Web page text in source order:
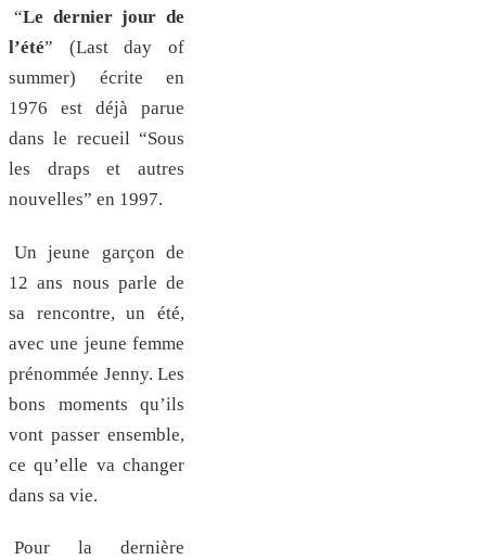
“Le dernier jour de
l’été” (Last day of
summer) écrite en
1976 est déjà parue
dans le recueil “Sous
les draps et autres
nouvelles” en 1997.
Un jeune garçon de
12 ans nous parle de
sa rencontre, un été,
avec une jeune femme
prénommée Jenny. Les
bons moments qu’ils
vont passer ensemble,
ce qu’elle va changer
dans sa vie.
Pour la dernière